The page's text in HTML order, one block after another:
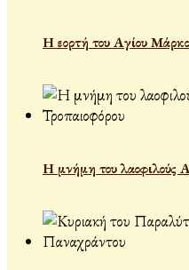
Η εορτή του Αγίου
Η μνήμη του λαοφιλούς